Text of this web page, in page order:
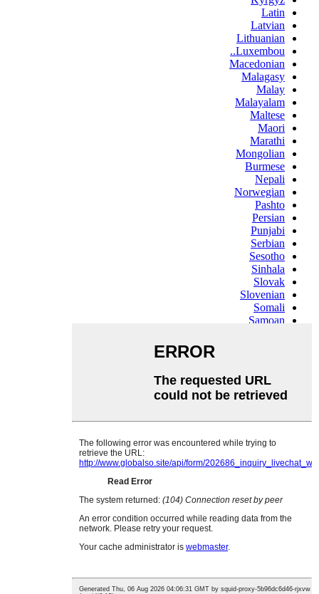
Latin
Latvian
Lithuanian
Luxembou..
Macedonian
Malagasy
Malay
Malayalam
Maltese
Maori
Marathi
Mongolian
Burmese
Nepali
Norwegian
Pashto
Persian
Punjabi
Serbian
Sesotho
Sinhala
Slovak
Slovenian
Somali
Samoan
Swahili
Tajik
Telugu
Ukrainian
Urdu
Welsh
Xhosa
Yiddish
Tatar
Oriya